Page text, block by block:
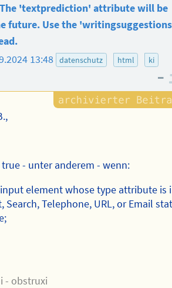
'textprediction' attribute will be
future. Use the
13:48 datenschutz html ki
–
true - unter anderem - wenn:
element whose type attribute is
Search, Telephone, URL, or Email
- obstruxi